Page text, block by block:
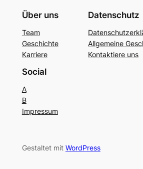
Über uns
Team
Geschichte
Karriere
Datenschutz
Allgemeine
Kontaktiere uns
Social
A
B
Impressum
Gestaltet mit WordPress